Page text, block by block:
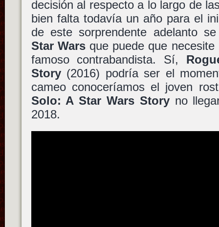
decisión al respecto a lo largo de
bien falta todavía un año para el
de este sorprendente adelanto
Star Warsque puede que necesite
famoso contrabandista. Sí,
Story(2016) podría ser el
cameo conoceríamos el joven
Solo: A Star Wars Storyno
2018.